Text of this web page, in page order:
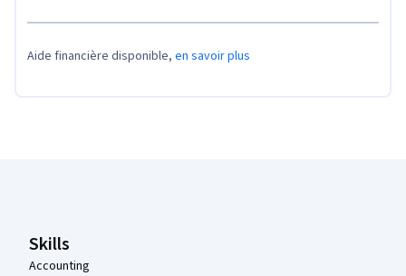
Aide financière disponible, en savoir plus
Skills
Accounting